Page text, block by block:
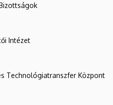
Intézet
Technológiatranszfer Központ